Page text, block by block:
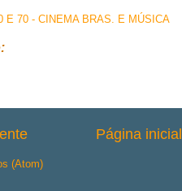
E 70 - CINEMA BRAS. E MÚSICA
Página inicial
(Atom)